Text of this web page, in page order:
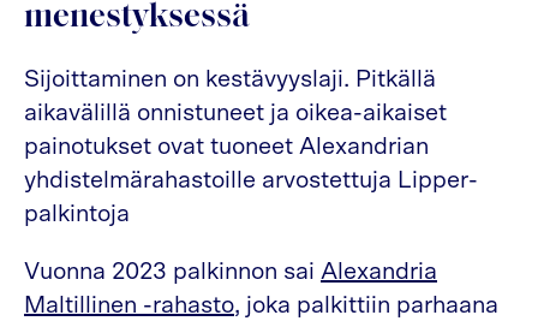
menestyksessä
Sijoittaminen on kestävyyslaji. Pitkällä
aikavälillä onnistuneet ja oikea-aikaiset
painotukset ovat tuoneet Alexandrian
yhdistelmärahastoille arvostettuja Lipper-
palkintoja
Vuonna 2023 palkinnon sai Alexandria
Maltillinen -rahasto, joka palkittiin parhaana